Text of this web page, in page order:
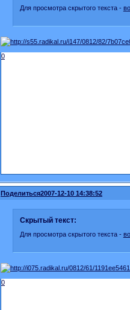
Для просмотра скрытого текста -
0
Поделиться2007-12-10 14:38:52
Скрытый текст:
Для просмотра скрытого текста -
0